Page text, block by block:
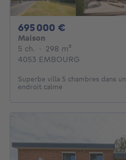
695 000 €
Maison
5 ch. 5 chambres
· 298 m²
4053 EMBOURG
Superbe villa 5 chambres dans un
endroit calme